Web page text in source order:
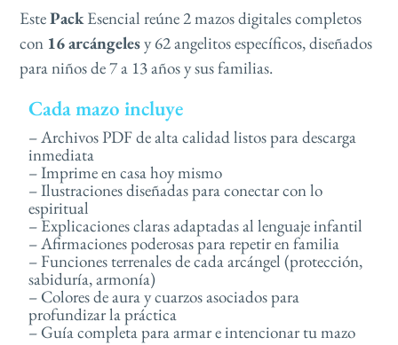
EstePackEsencial reúne 2 mazos digitales completos
con 16arcángelesy 62 angelitos específicos, diseñados
para niños de 7 a 13 años y sus familias.
Cada mazo incluye
– Archivos PDF de alta calidad listos para descarga
inmediata
– Imprime en casa hoy mismo
– Ilustraciones diseñadas para conectar con lo
espiritual
– Explicaciones claras adaptadas al lenguaje infantil
– Afirmaciones poderosas para repetir en familia
– Funciones terrenales de cada arcángel (protección,
sabiduría, armonía)
– Colores de aura y cuarzos asociados para
profundizar la práctica
– Guía completa para armar e intencionar tu mazo